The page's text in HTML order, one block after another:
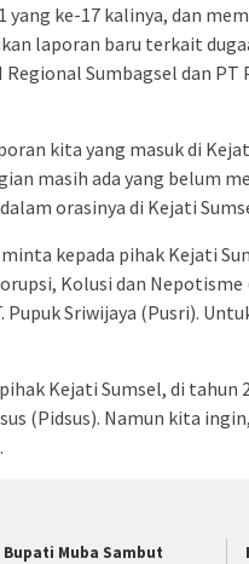
ke-17 kalinya, dan
laporan baru terkait
Sumbagsel dan PT
kita yang masuk di
masih ada yang belum
orasinya di Kejati
kepada pihak Kejati
Kolusi dan Nepotisme
Pupuk Sriwijaya (Pusri).
Kejati Sumsel, di tahun
(Pidsus). Namun kita
Bupati Muba Sambut